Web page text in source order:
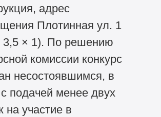
адрес
Плотинная ул. 1
3,5 × 1). По решению
комиссии конкурс
несостоявшимся, в
подачей менее двух
на участие в